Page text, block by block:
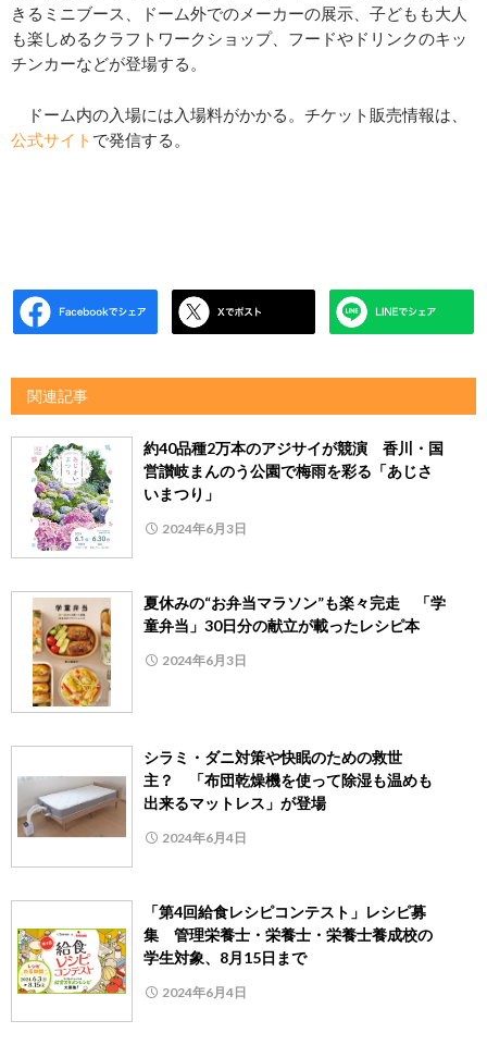
きるミニブース、ドーム外でのメーカーの展示、子どもも大人
も楽しめるクラフトワークショップ、フードやドリンクのキッ
チンカーなどが登場する。
ドーム内の入場には入場料がかかる。チケット販売情報は、
公式サイト で発信する。
関連記事
約40品種2万本のアジサイが競演 香川・国
営讃岐まんのう公園で梅雨を彩る「あじさ
いまつり」
2024年6月3日
夏休みの“お弁当マラソン”も楽々完走 「学
童弁当」30日分の献立が載ったレシピ本
2024年6月3日
シラミ・ダニ対策や快眠のための救世
主？ 「布団乾燥機を使って除湿も温めも
出来るマットレス」が登場
2024年6月4日
「第4回給食レシピコンテスト」レシピ募
集 管理栄養士・栄養士・栄養士養成校の
学生対象、8月15日まで
2024年6月4日